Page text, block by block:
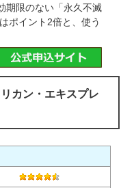
期限のない「永久不滅
ポイント2倍と、使う
カン・エキスプレ